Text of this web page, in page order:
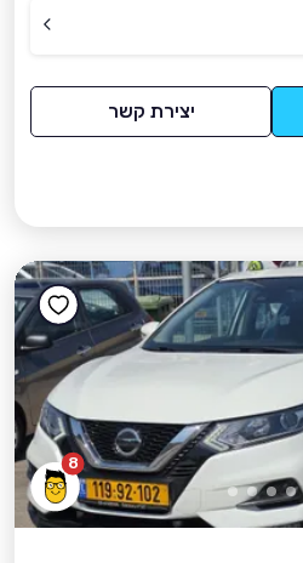
יצירת קשר
8